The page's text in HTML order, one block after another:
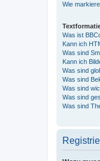
Wie
Was ist
Kann ich
Was sind
Kann ich
Was sind
Was sind
Was sind
Was sind
Was sind